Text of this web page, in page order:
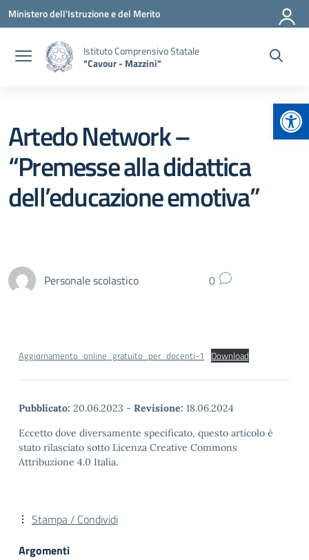
Vai ai contenuti
Vai al menu di navigazione
Vai al footer
Ministero dell'Istruzione e del Merito
Istituto Comprensivo Statale
"Cavour - Mazzini"
Artedo Network –
“Premesse alla didattica
dell’educazione emotiva”
Personale scolastico 0
Aggiornamento_online_gratuito_per_docenti-1 Download
Pubblicato: 20.06.2023 - Revisione: 18.06.2024
Eccetto dove diversamente specificato, questo articolo è
stato rilasciato sotto Licenza Creative Commons
Attribuzione 4.0 Italia.
Stampa / Condividi
Argomenti